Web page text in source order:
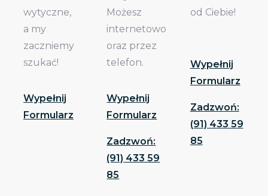
wytyczne,
a my
zaczniemy
szukać!
Wypełnij
Formularz
Możesz
internetowo
oraz przez
telefon.
Wypełnij
Formularz
Zadzwoń:
(91) 433 59
85
od Ciebie!
Wypełnij
Formularz
Zadzwoń:
(91) 433 59
85